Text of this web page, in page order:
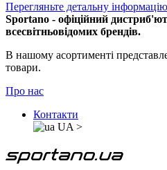
Перегляньте детальну інформацію
Sportano - офіційний
всесвітньовідомих брендів.
В нашому асортименті
товари.
Про нас
Контакти
UA >